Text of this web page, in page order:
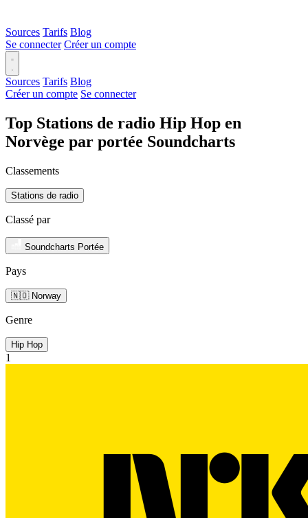
Sources Tarifs Blog
Se connecter Créer un compte
Sources Tarifs Blog
Créer un compte Se connecter
Top Stations de radio Hip Hop en
Norvège par portée Soundcharts
Classements
Stations de radio
Classé par
Soundcharts Portée
Pays
🇳🇴 Norway
Genre
Hip Hop
1